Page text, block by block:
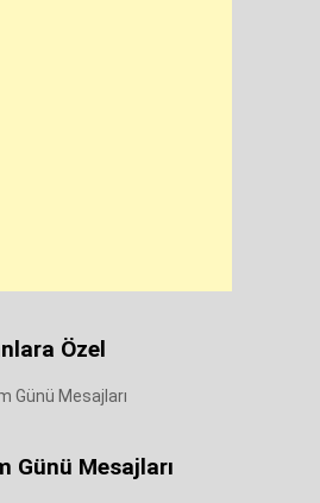
Özel
Günü Mesajları
Günü Mesajları